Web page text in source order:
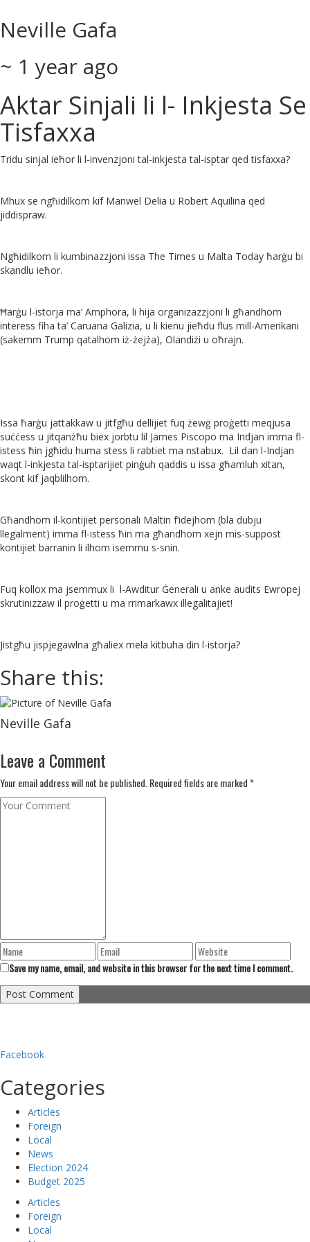
Neville Gafa
~ 1 year ago
Aktar Sinjali li l- Inkjesta Se
Tisfaxxa
Tridu sinjal ieħor li l-invenzjoni tal-inkjesta tal-isptar qed tisfaxxa?
Mhux se ngħidilkom kif Manwel Delia u Robert Aquilina qed
jiddispraw.
Ngħidilkom li kumbinazzjoni issa The Times u Malta Today ħarġu bi
skandlu ieħor.
Ħarġu l-istorja ma’ Amphora, li hija organizazzjoni li għandhom
interess fiha ta’ Caruana Galizia, u li kienu jieħdu flus mill-Amerikani
(sakemm Trump qatalhom iż-żejża), Olandiżi u oħrajn.
Issa ħarġu jattakkaw u jitfgħu dellijiet fuq żewġ proġetti meqjusa
suċċess u jitqanżħu biex jorbtu lil James Piscopo ma Indjan imma fl-
istess ħin jgħidu huma stess li rabtiet ma nstabux. Lil dan l-Indjan
waqt l-inkjesta tal-isptarijiet pinġuh qaddis u issa għamluh xitan,
skont kif jaqblilhom.
Għandhom il-kontijiet personali Maltin f’idejhom (bla dubju
llegalment) imma fl-istess ħin ma għandhom xejn mis-suppost
kontijiet barranin li ilhom isemmu s-snin.
Fuq kollox ma jsemmux li l-Awditur Ġenerali u anke audits Ewropej
skrutinizzaw il proġetti u ma rrimarkawx illegalitajiet!
Jistgħu jispjegawlna għaliex mela kitbuha din l-istorja?
Share this:
Neville Gafa
Leave a Comment
Your email address will not be published. Required fields are marked *
Save my name, email, and website in this browser for the next time I comment.
Facebook
Categories
Articles
Foreign
Local
News
Election 2024
Budget 2025
Articles
Foreign
Local